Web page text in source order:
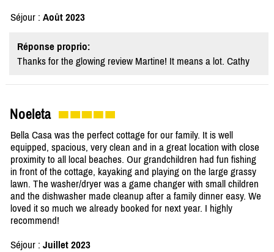
Séjour : Août 2023
Réponse proprio:
Thanks for the glowing review Martine! It means a lot. Cathy
Noeleta
Bella Casa was the perfect cottage for our family. It is well
equipped, spacious, very clean and in a great location with close
proximity to all local beaches. Our grandchildren had fun fishing
in front of the cottage, kayaking and playing on the large grassy
lawn. The washer/dryer was a game changer with small children
and the dishwasher made cleanup after a family dinner easy. We
loved it so much we already booked for next year. I highly
recommend!
Séjour : Juillet 2023